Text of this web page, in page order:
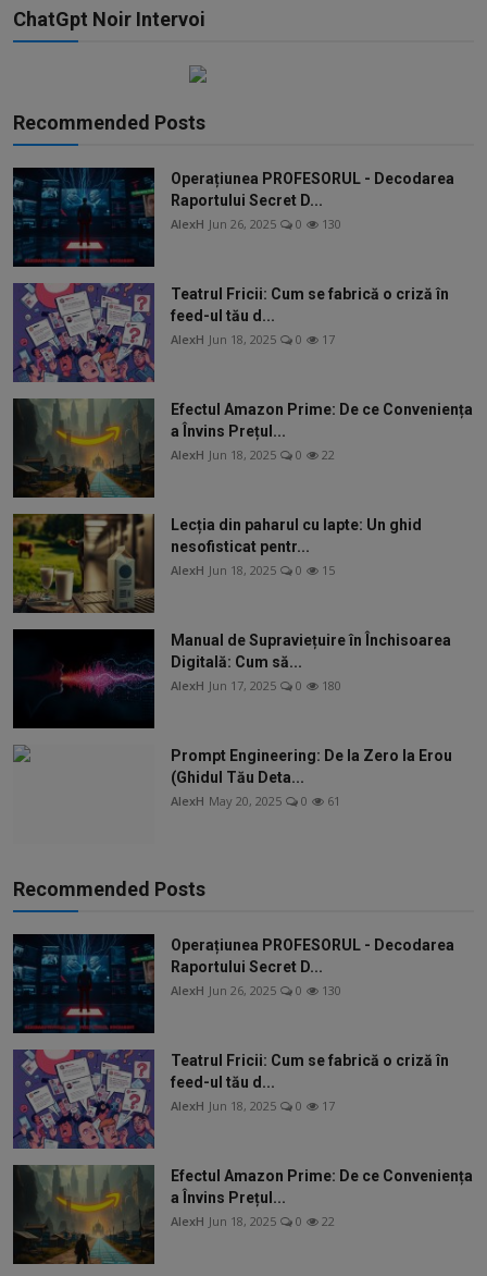
ChatGpt Noir Intervoi
Recommended Posts
Operațiunea PROFESORUL - Decodarea
Raportului Secret D...
AlexH Jun 26, 2025 0 130
Teatrul Fricii: Cum se fabrică o criză în
feed-ul tău d...
AlexH Jun 18, 2025 0 17
Efectul Amazon Prime: De ce Conveniența
a Învins Prețul...
AlexH Jun 18, 2025 0 22
Lecția din paharul cu lapte: Un ghid
nesofisticat pentr...
AlexH Jun 18, 2025 0 15
Manual de Supraviețuire în Închisoarea
Digitală: Cum să...
AlexH Jun 17, 2025 0 180
Prompt Engineering: De la Zero la Erou
(Ghidul Tău Deta...
AlexH May 20, 2025 0 61
Recommended Posts
Operațiunea PROFESORUL - Decodarea
Raportului Secret D...
AlexH Jun 26, 2025 0 130
Teatrul Fricii: Cum se fabrică o criză în
feed-ul tău d...
AlexH Jun 18, 2025 0 17
Efectul Amazon Prime: De ce Conveniența
a Învins Prețul...
AlexH Jun 18, 2025 0 22